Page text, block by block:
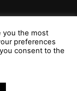
you the most
preferences
consent to the